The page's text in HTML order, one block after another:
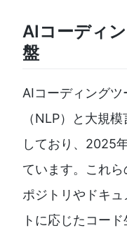
AIコーディ
盤
AIコーディング
（NLP）と大規
しており、2025
ています。これ
ポジトリやドキ
トに応じたコー